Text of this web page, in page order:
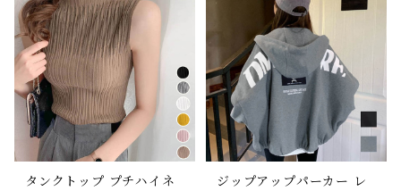
タンクトップ プチハイネ
ジップアップパーカー レ